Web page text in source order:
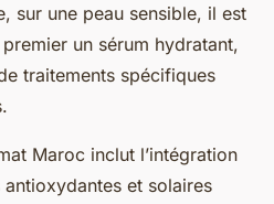
sur une peau sensible, il est
un sérum hydratant,
traitements spécifiques
Maroc inclut l’intégration
et solaires